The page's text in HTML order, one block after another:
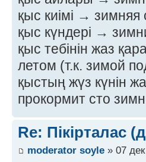
қыс киімі →
қыс күндері →
қыс тебінін жаз
летом (т.к. зимой
қыстың жүз күнін
прокормит сто
Re: Пікірталас
moderator soyle » 07